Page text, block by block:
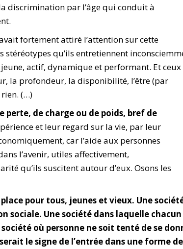
discrimination par l’âge qui conduit à
fortement attiré l’attention sur cette
stéréotypes qu’ils entretiennent
jeune, actif, dynamique et performant. Et
la profondeur, la disponibilité, l’être (par
(…)
de charge ou de poids, bref de
et leur regard sur la vie, par leur
car l’aide aux personnes
l’avenir, utiles affectivement,
qu’ils suscitent autour d’eux. Osons les
pour tous, jeunes et vieux. Une
sociale. Une société dans laquelle chacun
où personne ne soit tenté de se
le signe de l’entrée dans une forme de